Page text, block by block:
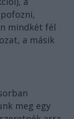
mindkét fél
a másik
meg egy